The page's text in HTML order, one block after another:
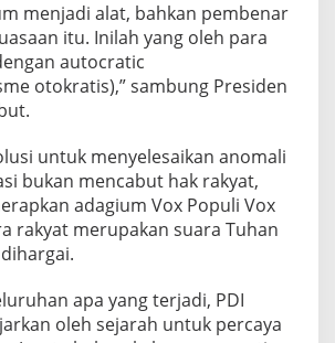
menjadi alat, bahkan pembenar
itu. Inilah yang oleh para
autocratic
otokratis),” sambung Presiden
untuk menyelesaikan anomali
bukan mencabut hak rakyat,
adagium Vox Populi Vox
rakyat merupakan suara Tuhan
apa yang terjadi, PDI
oleh sejarah untuk percaya